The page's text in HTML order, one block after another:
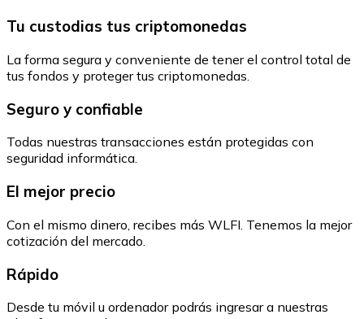
Tu custodias tus criptomonedas
La forma segura y conveniente de tener el control total de
tus fondos y proteger tus criptomonedas.
Seguro y confiable
Todas nuestras transacciones están protegidas con
seguridad informática.
El mejor precio
Con el mismo dinero, recibes más WLFI. Tenemos la mejor
cotización del mercado.
Rápido
Desde tu móvil u ordenador podrás ingresar a nuestras